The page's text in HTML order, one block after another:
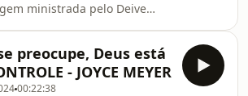
ministrada pelo Deive
preocupe, Deus está
- JOYCE MEYER
00:22:38